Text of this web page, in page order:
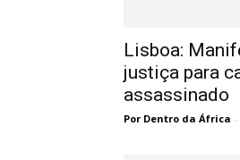
Lisboa:
justiça para
assassinado
Por Dentro da África -